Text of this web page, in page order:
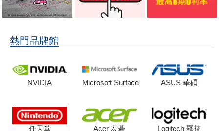
熱門品牌館
NVIDIA Microsoft Surface ASUS 華碩
任天堂 Acer 宏碁 Logitech 羅技